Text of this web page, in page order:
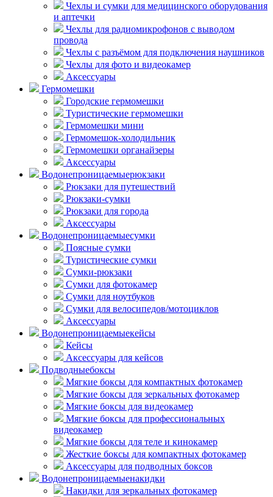
Чехлы и сумки для медицинского оборудования
и аптечки
Чехлы для радиомикрофонов с выводом
провода
Чехлы с разъёмом для подключения наушников
Чехлы для фото и видеокамер
Аксессуары
Гермомешки
Городские гермомешки
Туристические гермомешки
Гермомешки мини
Гермомешок-холодильник
Гермомешки органайзеры
Аксессуары
Водонепроницаемыерюкзаки
Рюкзаки для путешествий
Рюкзаки-сумки
Рюкзаки для города
Аксессуары
Водонепроницаемыесумки
Поясные сумки
Туристические сумки
Сумки-рюкзаки
Сумки для фотокамер
Сумки для ноутбуков
Сумки для велосипедов/мотоциклов
Аксессуары
Водонепроницаемыекейсы
Кейсы
Аксессуары для кейсов
Подводныебоксы
Мягкие боксы для компактных фотокамер
Мягкие боксы для зеркальных фотокамер
Мягкие боксы для видеокамер
Мягкие боксы для профессиональных
видеокамер
Мягкие боксы для теле и кинокамер
Жесткие боксы для компактных фотокамер
Аксессуары для подводных боксов
Водонепроницаемыенакидки
Накидки для зеркальных фотокамер